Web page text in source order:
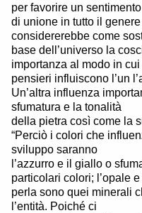
per favorire un sentimento
di unione in tutto il
considererebbe come
base dell’universo la
importanza al modo in cui
pensieri influiscono l’un
Un’altra influenza
sfumatura e la tonalità
della pietra così come la
“Perciò i colori che
sviluppo saranno
l’azzurro e il giallo o
particolari colori; l’opale e
perla sono quei minerali
l’entità. Poiché ci